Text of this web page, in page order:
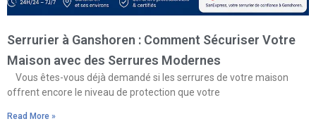
Serrurier à Ganshoren : Comment Sécuriser Votre
Maison avec des Serrures Modernes
Vous êtes-vous déjà demandé si les serrures de votre maison
offrent encore le niveau de protection que votre
Read More »